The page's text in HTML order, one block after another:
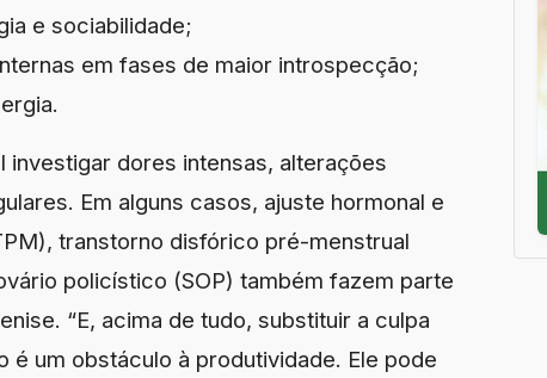
e sociabilidade;
em fases de maior introspecção;
dores intensas, alterações
Em alguns casos, ajuste hormonal e
transtorno disfórico pré-menstrual
policístico (SOP) também fazem parte
“E, acima de tudo, substituir a culpa
um obstáculo à produtividade. Ele pode